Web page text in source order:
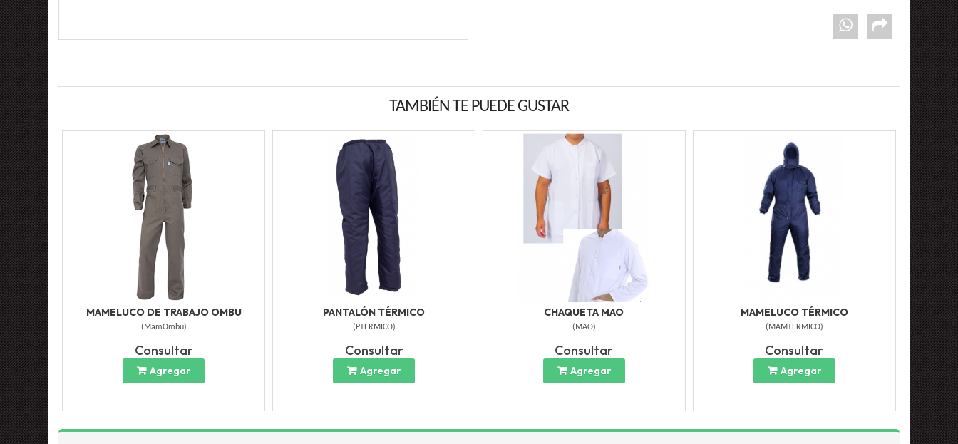
TAMBIÉN TE PUEDE GUSTAR
MAMELUCO DE TRABAJO OMBU
( MamOmbu)
Consultar
Agregar
PANTALÓN TÉRMICO
( PTERMICO)
Consultar
Agregar
CHAQUETA MAO
( MAO)
Consultar
Agregar
MAMELUCO TÉRMICO
( MAMTERMICO)
Consultar
Agregar